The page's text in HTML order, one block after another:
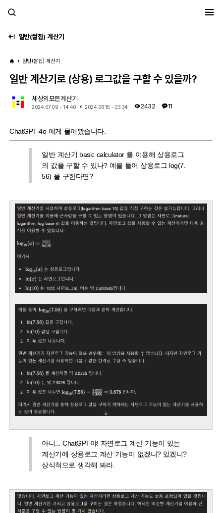
일반(쌀집) 계산기
일반(쌀집) 계산기
일반 계산기로 (상용) 로그값을 구할 수 있을까?
세상의모든계산기
2024.07.09 - 14:40 2024.06.15 - 23:34 2432 11
ChatGPT-4o 에게 물어봤습니다.
일반 계산기 basic calculator 를 이용해 상용로그
의 값을 구할 수 있나? 예를 들어 상용로그 log(7.
56) 을 구한다면?
아니... ChatGPT야! 자연로그 계산 기능이 있는
계산기에 상용로그 계산 기능이 없겠니? 있겠니?
상식적으로 생각해 봐라.